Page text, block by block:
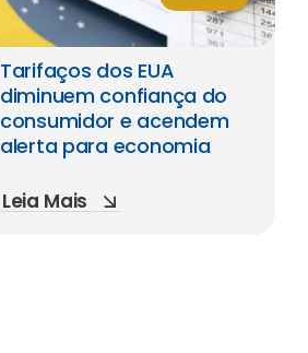
Tarifaços dos EUA
diminuem confiança do
consumidor e acendem
alerta para economia
Leia Mais